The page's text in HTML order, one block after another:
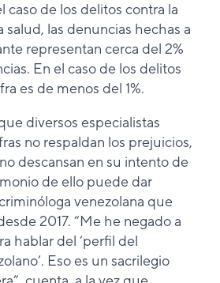
caso de los delitos contra la
salud, las denuncias hechas a
representan cerca del 2%
En el caso de los delitos
es de menos del 1%.
diversos especialistas
no respaldan los prejuicios,
descansan en su intento de
de ello puede dar
venezolana que
2017. “Me he negado a
hablar del ‘perfil del
Eso es un sacrilegio